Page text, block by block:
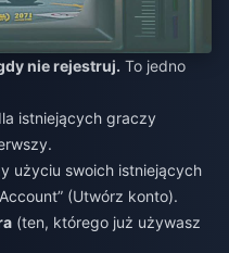
nie rejestruj. To jedno
istniejących graczy
użyciu swoich istniejących
(Utwórz konto).
(ten, którego już używasz